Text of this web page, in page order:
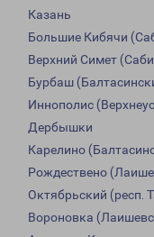
Казань
Большие Кибячи
Верхний Симет
Бурбаш
Иннополис
Дербышки
Карелино
Рождествено
Октябрьский (респ.
Вороновка